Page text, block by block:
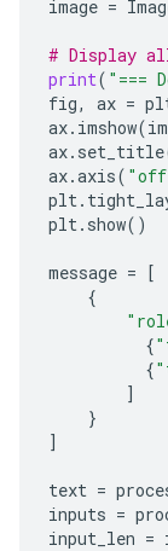
This
### 2.
Beyond the
*
*
### 3.
If you are
*
*
***
**In
image =
# Display
print( "===
fig, ax =
ax. imshow(
ax. set_title
ax.axis(
plt.
plt. show()
message = [
{
{
{
]
}
]
text =
inputs =
input_len =